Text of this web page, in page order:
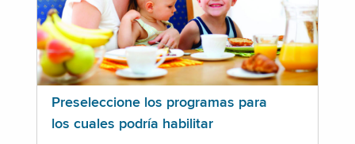
Preseleccione los programas para
los cuales podría habilitar